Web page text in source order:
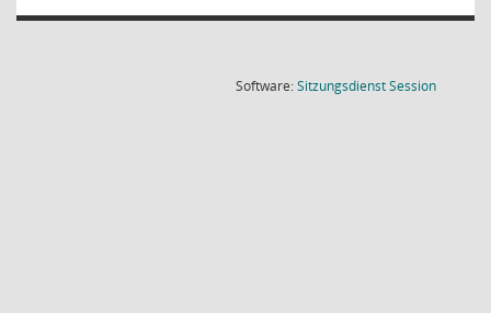
Software:SitzungsdienstSession(Wird in